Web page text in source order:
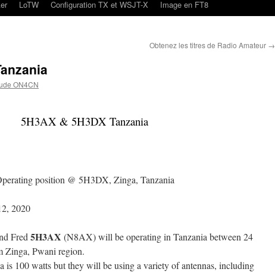
LoTW Configuration TX et WSJT-X Image en FT8
Obtenez les titres de Radio Amateur →
ON4CN
5H3AX & 5H3DX Tanzania
position @ 5H3DX, Zinga, Tanzania
2020
Fred 5H3AX (N8AX) will be operating in Tanzania between 24
Zinga, Pwani region.
is 100 watts but they will be using a variety of antennas, including